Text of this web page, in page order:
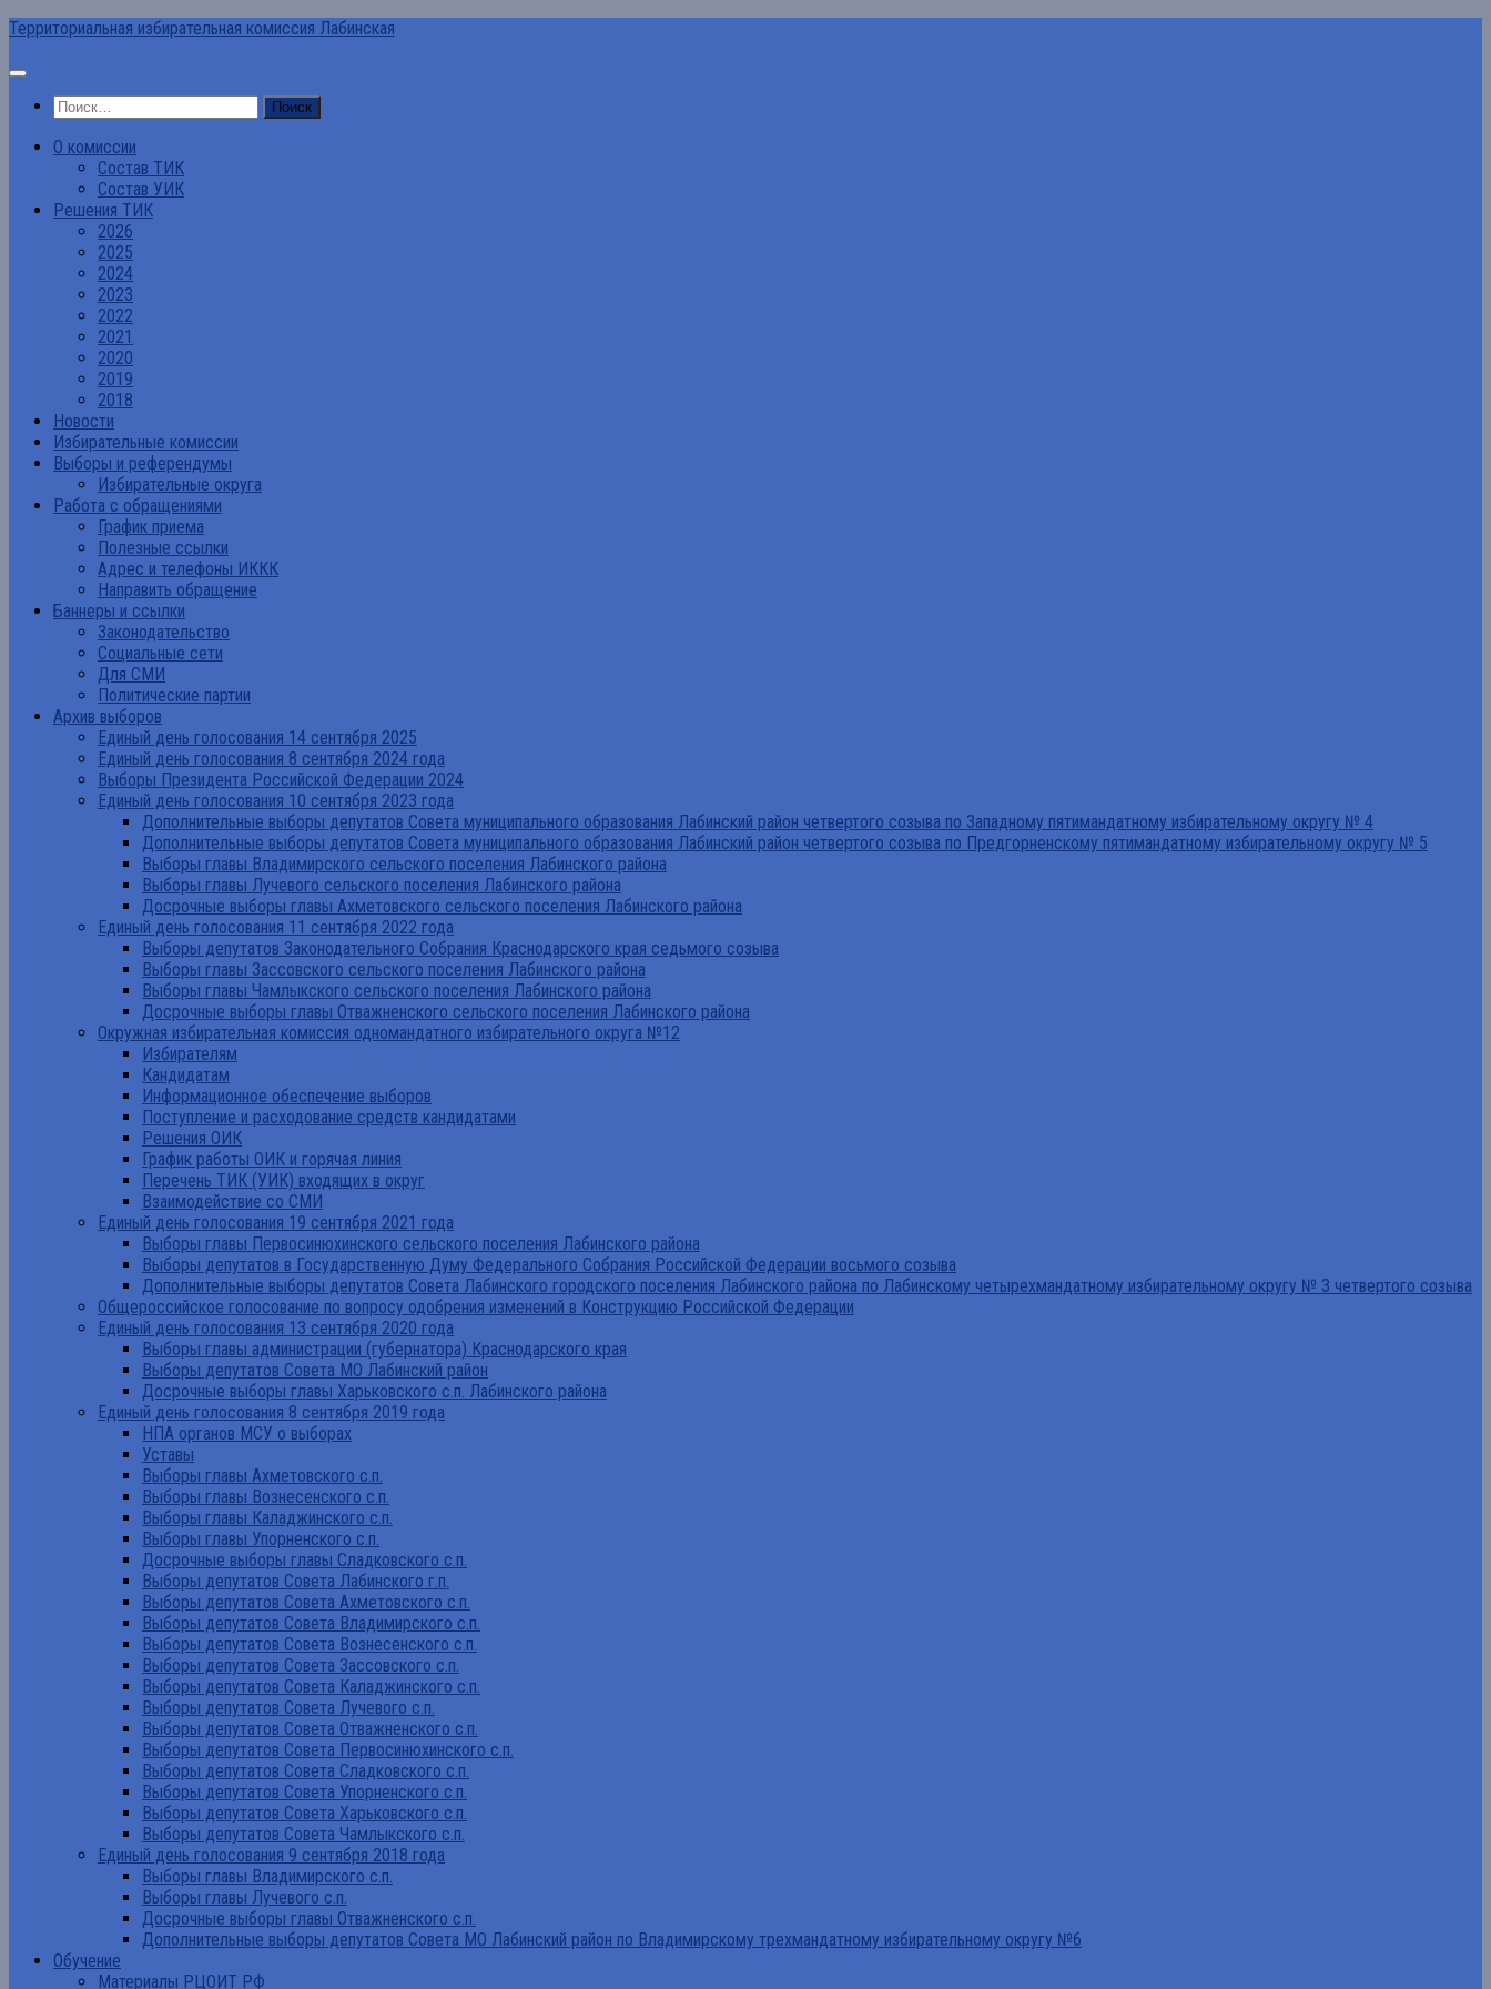
Перейти
содержимому
Территориальная избирательная комиссия Лабинская
Найти:
О комиссии
Состав ТИК
Состав УИК
Решения ТИК
2026
2025
2024
2023
2022
2021
2020
2019
2018
Новости
Избирательные комиссии
Выборы и референдумы
Избирательные округа
Работа с обращениями
График приема
Полезные ссылки
Адрес и телефоны ИККК
Направить обращение
Баннеры и ссылки
Законодательство
Социальные сети
Для СМИ
Политические партии
Архив выборов
Единый день голосования 14 сентября 2025
Единый день голосования 8 сентября 2024 года
Выборы Президента Российской Федерации 2024
Единый день голосования 10 сентября 2023 года
Дополнительные выборы депутатов Совета муниципального образования Лабинский район четвертого созыва по Западному пятимандатному избирательному округу № 4
Дополнительные выборы депутатов Совета муниципального образования Лабинский район четвертого созыва по Предгорненскому пятимандатному избирательному округу № 5
Выборы главы Владимирского сельского поселения Лабинского района
Выборы главы Лучевого сельского поселения Лабинского района
Досрочные выборы главы Ахметовского сельского поселения Лабинского района
Единый день голосования 11 сентября 2022 года
Выборы депутатов Законодательного Собрания Краснодарского края седьмого созыва
Выборы главы Зассовского сельского поселения Лабинского района
Выборы главы Чамлыкского сельского поселения Лабинского района
Досрочные выборы главы Отважненского сельского поселения Лабинского района
Окружная избирательная комиссия одномандатного избирательного округа №12
Избирателям
Кандидатам
Информационное обеспечение выборов
Поступление и расходование средств кандидатами
Решения ОИК
График работы ОИК и горячая линия
Перечень ТИК (УИК) входящих в округ
Взаимодействие со СМИ
Единый день голосования 19 сентября 2021 года
Выборы главы Первосинюхинского сельского поселения Лабинского района
Выборы депутатов в Государственную Думу Федерального Собрания Российской Федерации восьмого созыва
Дополнительные выборы депутатов Совета Лабинского городского поселения Лабинского района по Лабинскому четырехмандатному избирательному округу № 3 четвертого созыва
Общероссийское голосование по вопросу одобрения изменений в Конструкцию Российской Федерации
Единый день голосования 13 сентября 2020 года
Выборы главы администрации (губернатора) Краснодарского края
Выборы депутатов Совета МО Лабинский район
Досрочные выборы главы Харьковского с.п. Лабинского района
Единый день голосования 8 сентября 2019 года
НПА органов МСУ о выборах
Уставы
Выборы главы Ахметовского с.п.
Выборы главы Вознесенского с.п.
Выборы главы Каладжинского с.п.
Выборы главы Упорненского с.п.
Досрочные выборы главы Сладковского с.п.
Выборы депутатов Совета Лабинского г.п.
Выборы депутатов Совета Ахметовского с.п.
Выборы депутатов Совета Владимирского с.п.
Выборы депутатов Совета Вознесенского с.п.
Выборы депутатов Совета Зассовского с.п.
Выборы депутатов Совета Каладжинского с.п.
Выборы депутатов Совета Лучевого с.п.
Выборы депутатов Совета Отважненского с.п.
Выборы депутатов Совета Первосинюхинского с.п.
Выборы депутатов Совета Сладковского с.п.
Выборы депутатов Совета Упорненского с.п.
Выборы депутатов Совета Харьковского с.п.
Выборы депутатов Совета Чамлыкского с.п.
Единый день голосования 9 сентября 2018 года
Выборы главы Владимирского с.п.
Выборы главы Лучевого с.п.
Досрочные выборы главы Отважненского с.п.
Дополнительные выборы депутатов Совета МО Лабинский район по Владимирскому трехмандатному избирательному округу №6
Обучение
Материалы РЦОИТ РФ